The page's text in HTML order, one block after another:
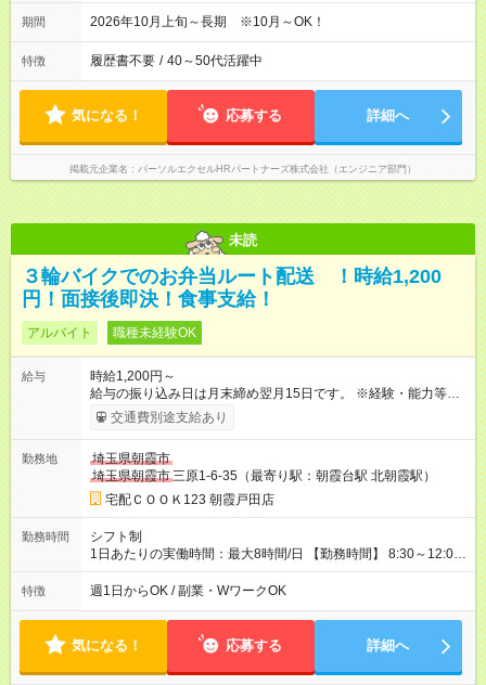
期間 2026年10月上旬～長期 ※10月～OK！
特徴 履歴書不要 / 40～50代活躍中
気になる！ 応募する 詳細へ
掲載元企業名 パーソルエクセルHRパートナーズ株式会社（エンジニア部門）
未読
３輪バイクでのお弁当ルート配送 ！時給1,200
円！面接後即決！食事支給！
アルバイト 職種未経験OK
給与
時給1,200円～
給与の振り込み日は月末締め翌月15日です。 ※経験・能力等を
考慮の上、加給・優遇いたします。 【試用期間】試用期間あり
試用期間の長さ：1ヶ月 雇用形態、給与は本採用時と同じです。
交通費別途支給あり
勤務地
埼玉県朝霞市
埼玉県朝霞市三原1-6-35（最寄り駅：朝霞台駅 北朝霞駅）
宅配ＣＯＯＫ123 朝霞戸田店
勤務時間
シフト制
1日あたりの実働時間：最大8時間/日 【勤務時間】 8:30～12:00
13:00～18:00 8:30～17:30（休憩、昼食あり） 高齢の方への ３
輪バイクでルート配達！ 車での配達では無いのでお間違えな
働きたい!という方 も大歓迎! 仕事を覚えれば時給1,200円以上も
可能！
特徴 週1日からOK / 副業・WワークOK
気になる！ 応募する 詳細へ